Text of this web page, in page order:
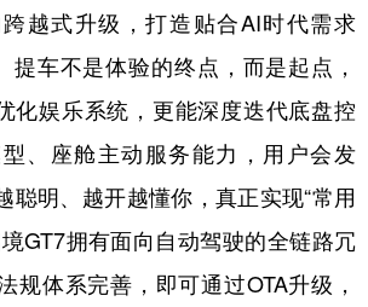
内蒙古 黑龙江
Español Français عربى
日本語 한국어
越式升级，打造贴合AI时代需求
提车不是体验的终点，而是起点，
化娱乐系统，更能深度迭代底盘控
、座舱主动服务能力，用户会发
聪明、越开越懂你，真正实现“常用
GT7拥有面向自动驾驶的全链路冗
规体系完善，即可通过OTA升级，